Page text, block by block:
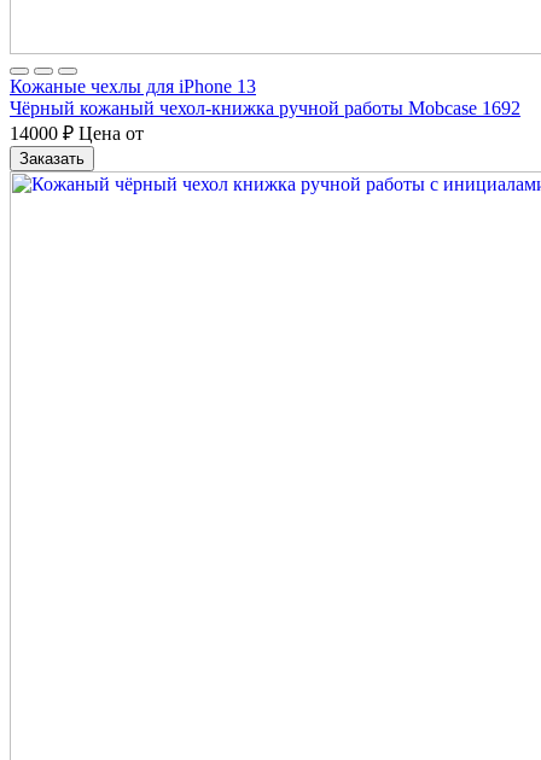
Кожаные чехлы для iPhone 13
Чёрный кожаный чехол-книжка ручной работы Mobcase 1692
14000 ₽ Цена от
Заказать